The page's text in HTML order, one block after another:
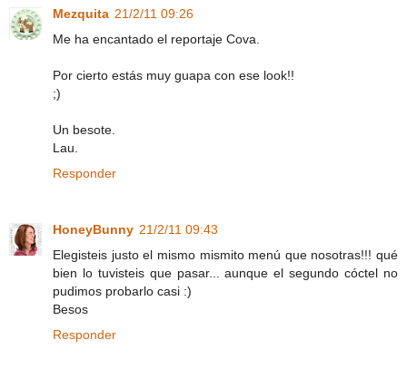
Mezquita 21/2/11 09:26
Me ha encantado el reportaje Cova.
Por cierto estás muy guapa con ese look!!
;)
Un besote.
Lau.
Responder
HoneyBunny 21/2/11 09:43
Elegisteis justo el mismo mismito menú que nosotras!!! qué
bien lo tuvisteis que pasar... aunque el segundo cóctel no
pudimos probarlo casi :)
Besos
Responder